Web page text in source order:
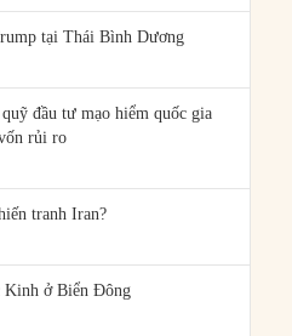
tại Thái Bình Dương
đầu tư mạo hiểm quốc gia
rủi ro
tranh Iran?
Kinh ở Biển Đông